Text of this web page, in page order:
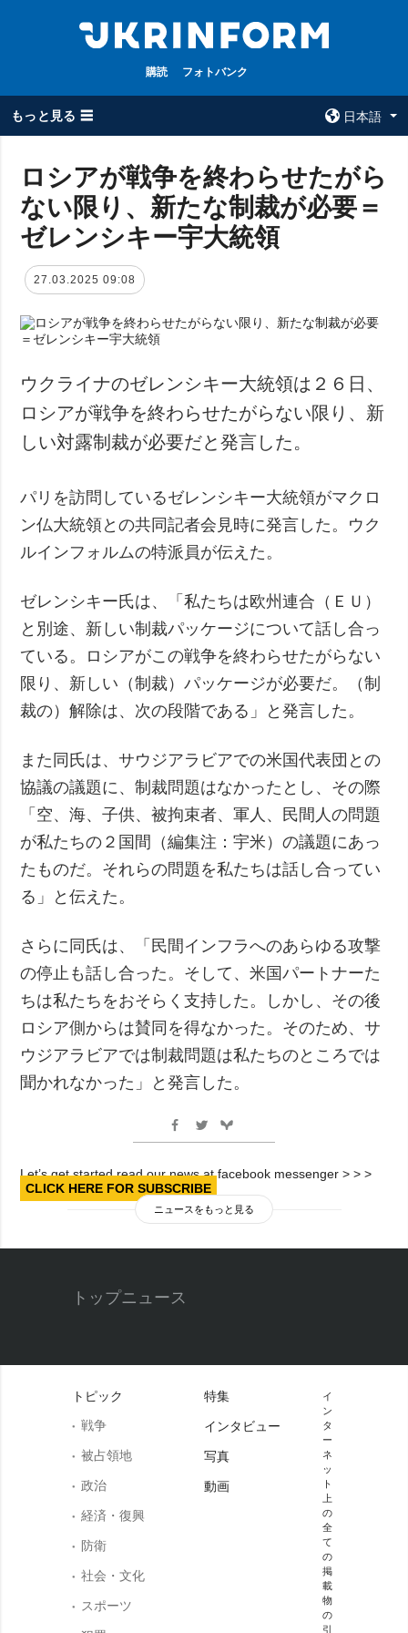
購読 フォトバンク
もっと見る ☰
日本語
全てのトピック
戦争
政治
経済・復興
防衛
社会・文化
スポーツ
犯罪
ウクルインフォ
ルム
ウクルインフォル
追加
特集
インタビュー
動画
サービス
購読
フォトバンク
ロシアが戦争を終わらせたがら
ない限り、新たな制裁が必要＝
ゼレンシキー宇大統領
27.03.2025 09:08
ウクライナのゼレンシキー大統領は２６日、
ロシアが戦争を終わらせたがらない限り、新
しい対露制裁が必要だと発言した。
パリを訪問しているゼレンシキー大統領がマクロ
ン仏大統領との共同記者会見時に発言した。ウク
ルインフォルムの特派員が伝えた。
ゼレンシキー氏は、「私たちは欧州連合（ＥＵ）
と別途、新しい制裁パッケージについて話し合っ
ている。ロシアがこの戦争を終わらせたがらない
限り、新しい（制裁）パッケージが必要だ。（制
裁の）解除は、次の段階である」と発言した。
また同氏は、サウジアラビアでの米国代表団との
協議の議題に、制裁問題はなかったとし、その際
「空、海、子供、被拘束者、軍人、民間人の問題
が私たちの２国間（編集注：宇米）の議題にあっ
たものだ。それらの問題を私たちは話し合ってい
る」と伝えた。
さらに同氏は、「民間インフラへのあらゆる攻撃
の停止も話し合った。そして、米国パートナーた
ちは私たちをおそらく支持した。しかし、その後
ロシア側からは賛同を得なかった。そのため、サ
ウジアラビアでは制裁問題は私たちのところでは
聞かれなかった」と発言した。
Let’s get started read our news at facebook messenger > > >
CLICK HERE FOR SUBSCRIBE
ニュースをもっと見る
トップニュース
トピック
戦争
被占領地
政治
経済・復興
防衛
社会・文化
スポーツ
特集
インタビュー
写真
動画
イ
ン
タ
ー
ネ
ッ
ト
上
の
全
て
の
掲
載
物
の
引